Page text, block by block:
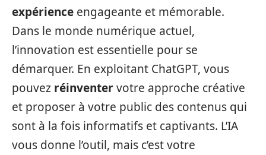
expérience engageante et mémorable.
Dans le monde numérique actuel,
l’innovation est essentielle pour se
démarquer. En exploitant ChatGPT, vous
pouvez réinventervotre approche créative
et proposer à votre public des contenus qui
sont à la fois informatifs et captivants. L’IA
vous donne l’outil, mais c’est votre